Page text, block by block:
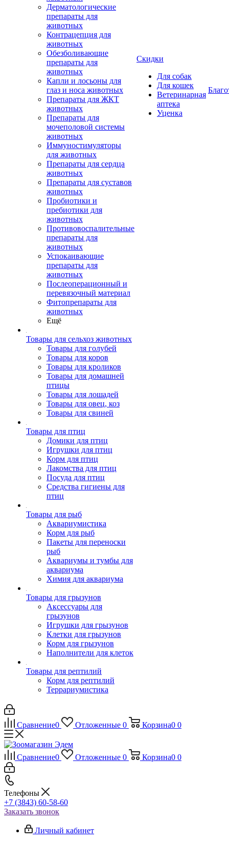
Дерматологические
препараты для
животных
Контрацепция для
животных
Обезболивающие
препараты для
животных
Капли и лосьоны для
глаз и носа животных
Препараты для ЖКТ
животных
Препараты для
мочеполовой системы
животных
Иммуностимуляторы
для животных
Препараты для сердца
животных
Препараты для суставов
животных
Пробиотики и
пребиотики для
животных
Противовоспалительные
препараты для
животных
Успокаивающие
препараты для
животных
Послеоперационный и
перевязочный материал
Фитопрепараты для
животных
Ещё
Товары для сельхоз животных
Товары для голубей
Товары для коров
Товары для кроликов
Товары для домашней
птицы
Товары для лошадей
Товары для овец, коз
Товары для свиней
Товары для птиц
Домики для птиц
Игрушки для птиц
Корм для птиц
Лакомства для птиц
Посуда для птиц
Средства гигиены для
птиц
Товары для рыб
Аквариумистика
Корм для рыб
Пакеты для переноски
рыб
Аквариумы и тумбы для
аквариума
Химия для аквариума
Товары для грызунов
Аксессуары для
грызунов
Игрушки для грызунов
Клетки для грызунов
Корм для грызунов
Наполнители для клеток
Товары для рептилий
Корм для рептилий
Террариумистика
Скидки
Для собак
Для кошек
Ветеринарная
аптека
Уценка
Сравнение0 Отложенные 0 Корзина0 0
Сравнение0 Отложенные 0 Корзина0 0
Телефоны
+7 (3843) 60-58-60
Заказать звонок
Личный кабинет